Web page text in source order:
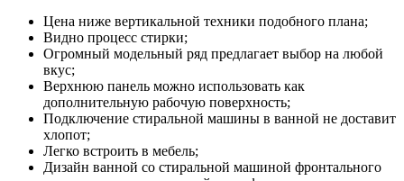
Цена ниже вертикальной техники подобного плана;
Видно процесс стирки;
Огромный модельный ряд предлагает выбор на любой
вкус;
Верхнюю панель можно использовать как
дополнительную рабочую поверхность;
Подключение стиральной машины в ванной не доставит
хлопот;
Легко встроить в мебель;
Дизайн ванной со стиральной машиной фронтального